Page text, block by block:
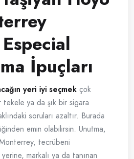
İpuçları
yeri iyi seçmek çok
ya da şık bir sigara
soruları azaltır. Burada
emin olabilirsin. Unutma,
tecrübeni
markalı ya da tanınan